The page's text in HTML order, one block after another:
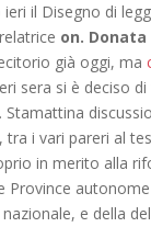
il Disegno di
on. Donata
già oggi, ma
sera si è deciso
i vari pareri al
in merito alla
Province
e della